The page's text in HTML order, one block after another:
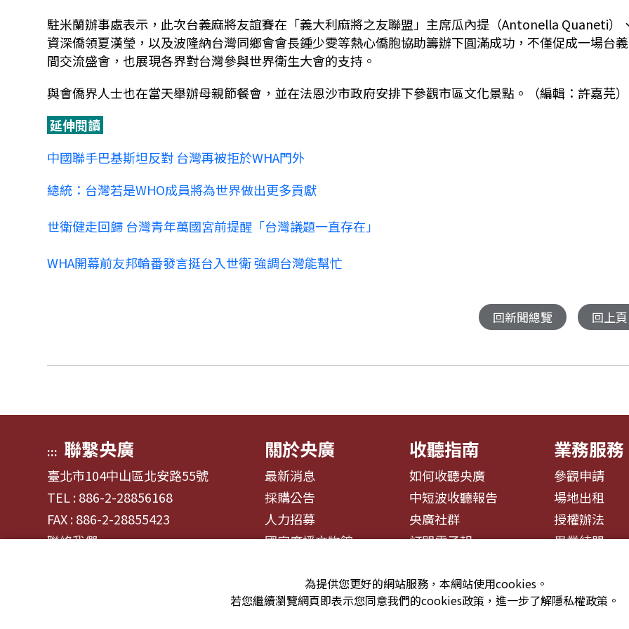
駐米蘭辦事處表示，此次台義麻將友誼賽在「義大利麻將之友聯盟」主席瓜內提（Antonella Quaneti）
資深僑領夏漢瑩，以及波隆納台灣同鄉會會長鍾少雯等熱心僑胞協助籌辦下圓滿成功，不僅促成一場台
間交流盛會，也展現各界對台灣參與世界衛生大會的支持。
與會僑界人士也在當天舉辦母親節餐會，並在法恩沙市政府安排下參觀市區文化景點。（編輯：許嘉芫）
延伸閱讀
中國聯手巴基斯坦反對 台灣再被拒於WHA門外
總統：台灣若是WHO成員將為世界做出更多貢獻
世衛健走回歸 台灣青年萬國宮前提醒「台灣議題一直存在」
WHA開幕前友邦輪番發言挺台入世衛 強調台灣能幫忙
回新聞總覽 回上頁
::: 聯繫央廣
臺北市104中山區北安路55號
TEL : 886-2-28856168
FAX : 886-2-28855423
聯絡我們
關於央廣
最新消息
採購公告
人力招募
國家廣播文物館
收聽指南
如何收聽央廣
中短波收聽報告
央廣社群
訂閱電子報
業務服務
參觀申請
場地出租
授權辦法
異業結盟
為提供您更好的網站服務，本網站使用cookies。
若您繼續瀏覽網頁即表示您同意我們的cookies政策，進一步了解隱私權政策。